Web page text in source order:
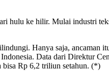
hulu ke hilir. Mulai industri
Hanya saja, ancaman
Data dari Direktur
bisa Rp 6,2 triliun setahun. (*)